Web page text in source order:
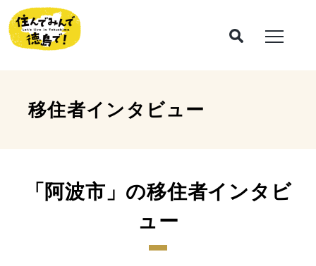
移住者インタビュー
「阿波市」の移住者インタビ
ュー